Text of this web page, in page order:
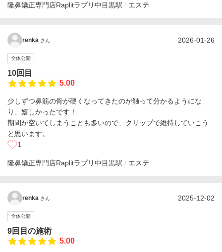
隆鼻矯正専門店Raplitラプリ中目黒駅 エステ
renka さん 2026-01-26
全体公開
10回目
5.00
少しずつ鼻筋の骨が硬くなってきたのが触って分かるようにな
り、嬉しかったです！
期間が空いてしまうことも多いので、クリップで維持していこう
と思います。
1
隆鼻矯正専門店Raplitラプリ中目黒駅 エステ
renka さん 2025-12-02
全体公開
9回目の施術
5.00